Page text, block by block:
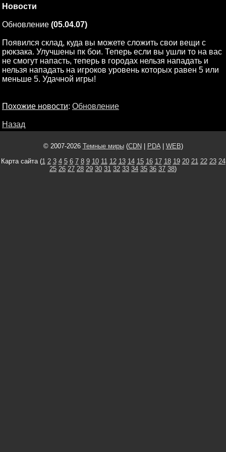
Новости
Обновление (05.04.07)
Появился склад, куда вы можете сложить свои вещи с
рюкзака. Улучшены пк бои. Теперь если вы ушли то на вас
не смогут напасть, теперь в городах нельзя нападать и
нельзя нападать на игроков уровень которых равен 5 или
меньше 5. Удачной игры!
Похожие новости: Обновление
Назад
© 2007-2026 Темные миры(CDN PDA| WEB)
Карта сайта (1 2 3 4 5 6 7 8 9 10 11 12 13 14 15 16 17 18 19 20 21 22 23 24
25 26 27 28 29 30 31 32 33 34 35 36 37 38)